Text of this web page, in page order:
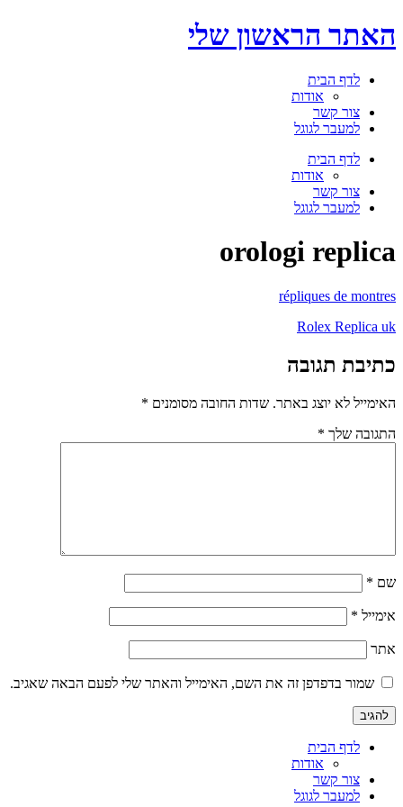
דלג
לתוכן
האתר הראשון שלי
לדף הבית
אודות
צור קשר
למעבר לגוגל
תפריט לדף הבית
אודות
צור קשר
למעבר לגוגל
orologi replica
répliques de montres
Rolex Replica uk
כתיבת תגובה
האימייל לא יוצג באתר. שדות החובה מסומנים *
התגובה שלך *
שם *
אימייל *
אתר
שמור בדפדפן זה את השם, האימייל והאתר שלי לפעם הבאה שאגיב.
לדף הבית
אודות
צור קשר
למעבר לגוגל